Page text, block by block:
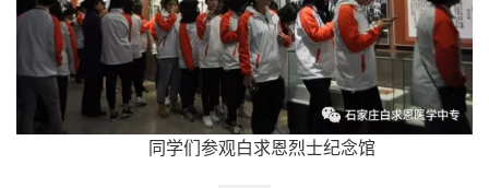
同学们参观白求恩烈士纪念馆